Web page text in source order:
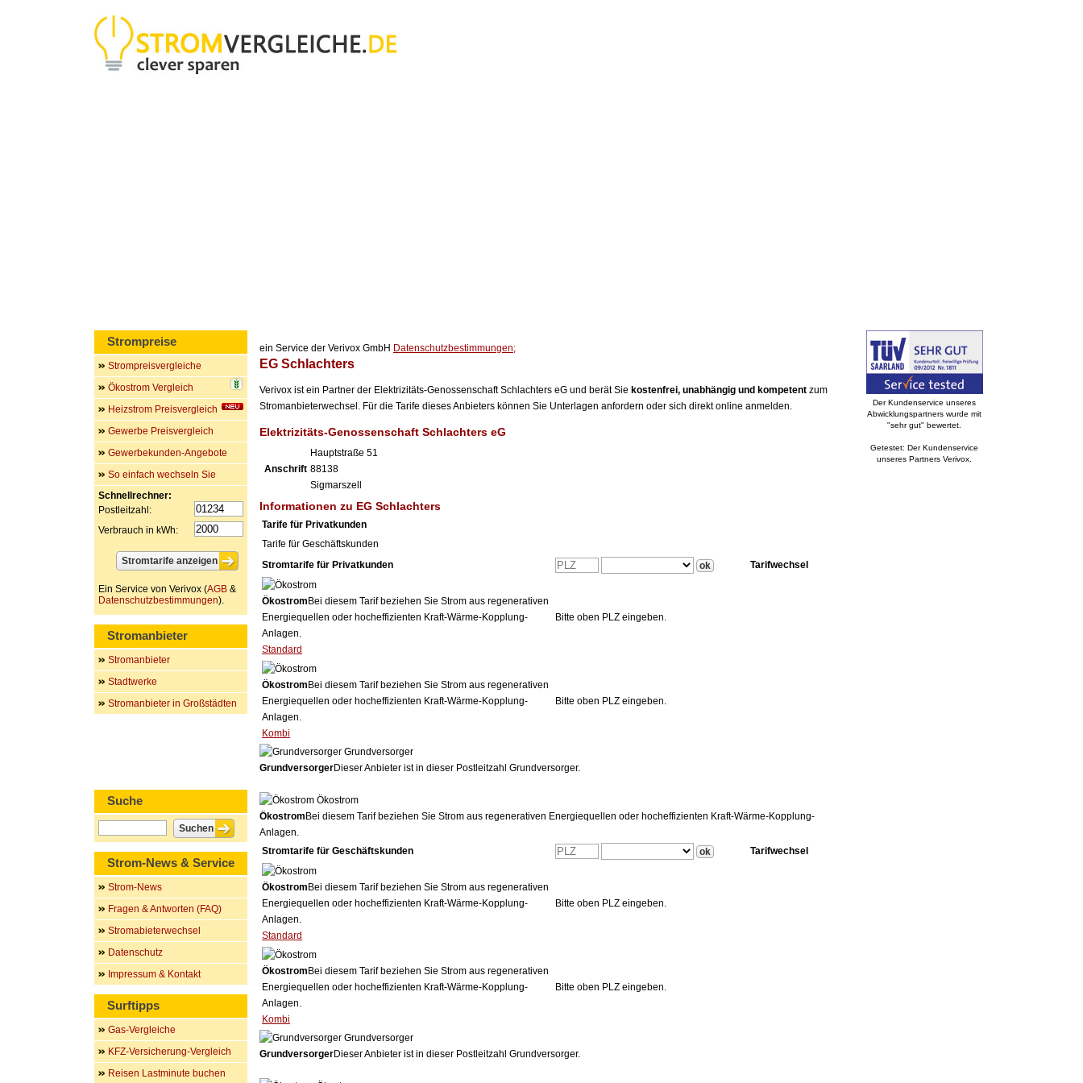
ein Service der Verivox GmbH Datenschutzbestimmungen;
EG Schlachters
Verivox ist ein Partner der Elektrizitäts-Genossenschaft Schlachters eG und berät Sie kostenfrei, unabhängig und kompetent zum
Stromanbieterwechsel. Für die Tarife dieses Anbieters können Sie Unterlagen anfordern oder sich direkt online anmelden.
Elektrizitäts-Genossenschaft Schlachters eG
Anschrift
Hauptstraße 51
88138
Sigmarszell
Informationen zu EG Schlachters
Tarife für Privatkunden
Tarife für Geschäftskunden
Stromtarife für Privatkunden
Tarifwechsel
Ökostrom Bei diesem Tarif beziehen Sie Strom aus regenerativen
Energiequellen oder hocheffizienten Kraft-Wärme-Kopplung-
Anlagen.
Standard
Bitte oben PLZ eingeben.
Ökostrom Bei diesem Tarif beziehen Sie Strom aus regenerativen
Energiequellen oder hocheffizienten Kraft-Wärme-Kopplung-
Anlagen.
Kombi
Bitte oben PLZ eingeben.
Grundversorger
GrundversorgerDieser Anbieter ist in dieser Postleitzahl Grundversorger.
Ökostrom
Ökostrom Bei diesem Tarif beziehen Sie Strom aus regenerativen Energiequellen oder hocheffizienten Kraft-Wärme-Kopplung-
Anlagen.
Stromtarife für Geschäftskunden
Tarifwechsel
Ökostrom Bei diesem Tarif beziehen Sie Strom aus regenerativen
Energiequellen oder hocheffizienten Kraft-Wärme-Kopplung-
Anlagen.
Standard
Bitte oben PLZ eingeben.
Ökostrom Bei diesem Tarif beziehen Sie Strom aus regenerativen
Energiequellen oder hocheffizienten Kraft-Wärme-Kopplung-
Anlagen.
Kombi
Bitte oben PLZ eingeben.
Grundversorger
GrundversorgerDieser Anbieter ist in dieser Postleitzahl Grundversorger.
Strompreise
Strompreisvergleiche
Ökostrom Vergleich
Heizstrom Preisvergleich
Gewerbe Preisvergleich
Gewerbekunden-Angebote
So einfach wechseln Sie
Schnellrechner:
Postleitzahl:
Verbrauch in kWh:
Ein Service von Verivox (AGB &
Datenschutzbestimmungen).
Stromanbieter
Stromanbieter
Stadtwerke
Stromanbieter in Großstädten
Suche
Strom-News & Service
Strom-News
Fragen & Antworten (FAQ)
Stromabieterwechsel
Datenschutz
Impressum & Kontakt
Surftipps
Gas-Vergleiche
KFZ-Versicherung-Vergleich
Reisen Lastminute buchen
Der Kundenservice unseres
Abwicklungspartners wurde mit
"sehr gut" bewertet.
Getestet: Der Kundenservice
unseres Partners Verivox.